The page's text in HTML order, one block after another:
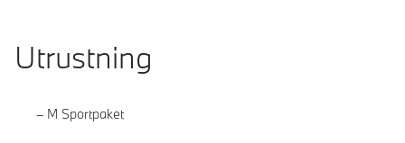
Utrustning
M Sportpaket